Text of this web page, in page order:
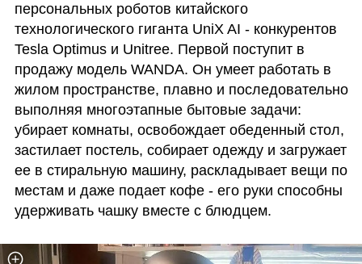
персональных роботов китайского
технологического гиганта UniX AI - конкурентов
Tesla Optimus и Unitree. Первой поступит в
продажу модель WANDA. Он умеет работать в
жилом пространстве, плавно и последовательно
выполняя многоэтапные бытовые задачи:
убирает комнаты, освобождает обеденный стол,
застилает постель, собирает одежду и загружает
ее в стиральную машину, раскладывает вещи по
местам и даже подает кофе - его руки способны
удерживать чашку вместе с блюдцем.